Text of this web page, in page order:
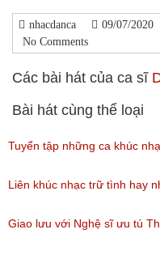
nhacdanca 09/07/2020
No Comments
Các bài hát của ca sĩ
Bài hát cùng thể loại
Tuyển tập những ca khúc
(Lượt nghe: 277)
Liên khúc nhạc trữ tình hay
nghe: 193)
Giao lưu với Nghệ sĩ ưu tú